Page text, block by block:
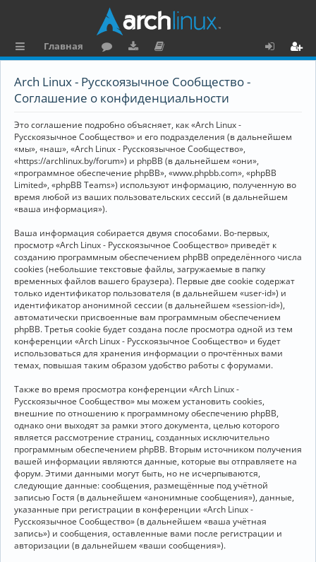
ы
к
и
Главная
ру
ру
и
ку
е
н
та
ц
я
Arch Linux - Русскоязычное Сообщество -
Соглашение о конфиденциальности
Это соглашение подробно объясняет, как «Arch Linux -
Русскоязычное Сообщество» и его подразделения (в дальнейшем
«мы», «наш», «Arch Linux - Русскоязычное Сообщество»,
«https://archlinux.by/forum») и phpBB (в дальнейшем «они»,
«программное обеспечение phpBB», «www.phpbb.com», «phpBB
Limited», «phpBB Teams») используют информацию, полученную во
время любой из ваших пользовательских сессий (в дальнейшем
«ваша информация»).
Ваша информация собирается двумя способами. Во-первых,
просмотр «Arch Linux - Русскоязычное Сообщество» приведёт к
созданию программным обеспечением phpBB определённого числа
cookies (небольшие текстовые файлы, загружаемые в папку
временных файлов вашего браузера). Первые две cookie содержат
только идентификатор пользователя (в дальнейшем «user-id») и
идентификатор анонимной сессии (в дальнейшем «session-id»),
автоматически присвоенные вам программным обеспечением
phpBB. Третья cookie будет создана после просмотра одной из тем
конференции «Arch Linux - Русскоязычное Сообщество» и будет
использоваться для хранения информации о прочтённых вами
темах, повышая таким образом удобство работы с форумами.
Также во время просмотра конференции «Arch Linux -
Русскоязычное Сообщество» мы можем установить cookies,
внешние по отношению к программному обеспечению phpBB,
однако они выходят за рамки этого документа, целью которого
является рассмотрение страниц, созданных исключительно
программным обеспечением phpBB. Вторым источником получения
вашей информации являются данные, которые вы отправляете на
форум. Этими данными могут быть, но не исчерпываются,
следующие данные: сообщения, размещённые под учётной
записью Гостя (в дальнейшем «анонимные сообщения»), данные,
указанные при регистрации в конференции «Arch Linux -
Русскоязычное Сообщество» (в дальнейшем «ваша учётная
запись») и сообщения, оставленные вами после регистрации и
авторизации (в дальнейшем «ваши сообщения»).